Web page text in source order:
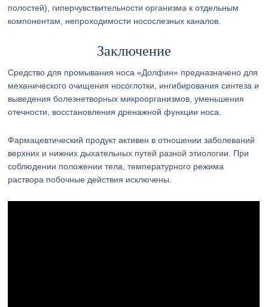
полостей), гиперчувствительности организма к отдельным
компонентам, непроходимости носослезных каналов.
Заключение
Средство для промывания носа «Долфин» предназначено для
механического очищения носоглотки, ингибирования синтеза и
выведения болезнетворных микроорганизмов, уменьшения
отечности, восстановления дренажной функции носа.
Фармацевтический продукт активен в отношении заболеваний
верхних и нижних дыхательных путей разной этиологии. При
соблюдении положении тела, температурного режима
раствора побочные действия исключены.